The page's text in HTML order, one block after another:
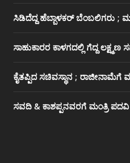
ಸಿಡಿದೆದ್ದ ಹೆಬ್ಬಾಳಕರ್ ಬೆಂಬಲಿಗರು ;
ಸಾಹುಕಾರರ ಕಾಳಗದಲ್ಲಿ ಗೆದ್ದ
ಕೈತಪ್ಪಿದ ಸಚಿವಸ್ಥಾನ ; ರಾಜೀನಾಮೆಗೆ
ಸವದಿ & ಕಾಶಪ್ಪನವರಗೆ ಮಂತ್ರಿ